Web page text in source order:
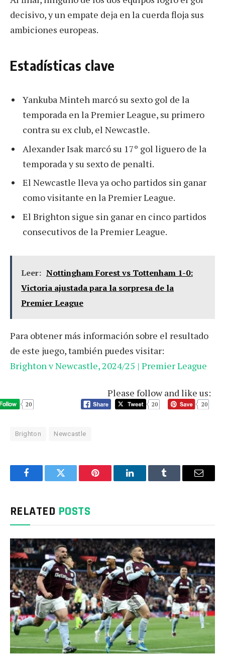
decisivo, y un empate deja en la cuerda floja sus
ambiciones europeas.
Estadísticas clave
Yankuba Minteh marcó su sexto gol de la
temporada en la Premier League, su primero
contra su ex club, el Newcastle.
Alexander Isak marcó su 17º gol liguero de la
temporada y su sexto de penalti.
El Newcastle lleva ya ocho partidos sin ganar
como visitante en la Premier League.
El Brighton sigue sin ganar en cinco partidos
consecutivos de la Premier League.
Leer: Nottingham Forest vs Tottenham 1-0:
Victoria ajustada para la sorpresa de la
Premier League
Para obtener más información sobre el resultado
de este juego, también puedes visitar:
Brighton v Newcastle, 2024/25 | Premier League
Please follow and like us:
20 20 20
Brighton Newcastle
FacebookTwitter Pinterest LinkedInTumblr Email
RELATED POSTS